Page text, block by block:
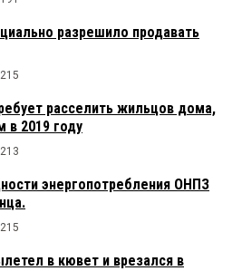
разрешило продавать
215
расселить жильцов дома,
в 2019 году
213
энергопотребления ОНПЗ
215
в кювет и врезался в